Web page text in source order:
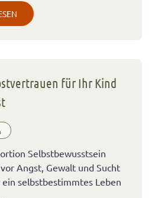
für Ihr Kind
Selbstbewusstsein
Angst, Gewalt und Sucht
ein selbstbestimmtes Leben